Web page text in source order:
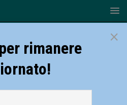
×
rimanere